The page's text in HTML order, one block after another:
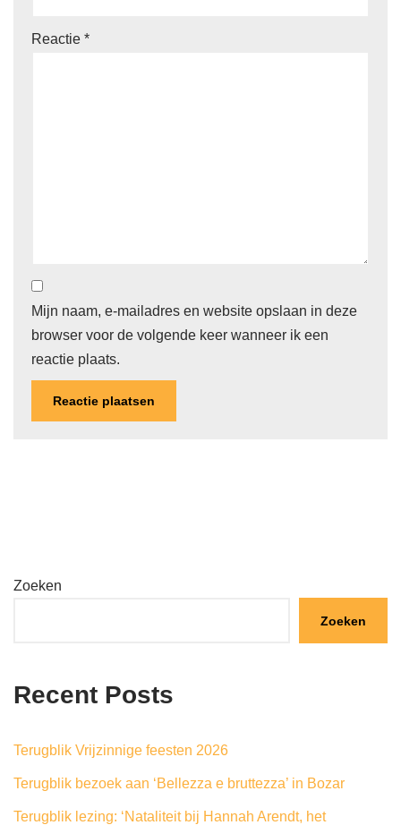
Reactie *
Mijn naam, e-mailadres en website opslaan in deze
browser voor de volgende keer wanneer ik een
reactie plaats.
Zoeken
Zoeken
Recent Posts
Terugblik Vrijzinnige feesten 2026
Terugblik bezoek aan ‘Bellezza e bruttezza’ in Bozar
Terugblik lezing: ‘Nataliteit bij Hannah Arendt, het